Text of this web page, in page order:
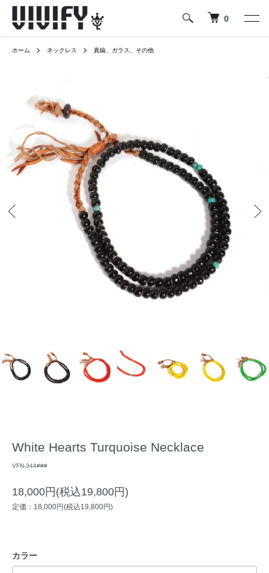
0
ホーム ネックレス 真鍮、ガラス、その他
White Hearts Turquoise Necklace
VFN-344###
18,000円(税込19,800円)
定価：18,000円(税込19,800円)
カラー